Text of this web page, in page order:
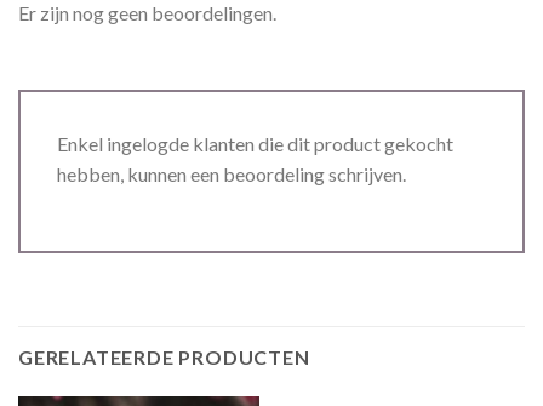
Er zijn nog geen beoordelingen.
Enkel ingelogde klanten die dit product gekocht
hebben, kunnen een beoordeling schrijven.
GERELATEERDE PRODUCTEN